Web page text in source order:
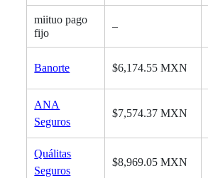
miituo pago
fijo
–
Banorte $6,174.55 MXN
ANA
Seguros
$7,574.37 MXN
Quálitas
Seguros
$8,969.05 MXN